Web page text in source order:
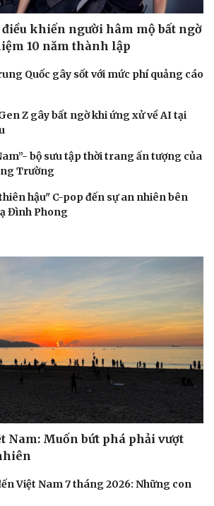
Giải trí
khiến người hâm mộ bất ngờ
10 năm thành lập
Quốc gây sốt với mức phí quảng cáo
Z gây bất ngờ khi ứng xử về AI tại
bộ sưu tập thời trang ấn tượng của
Trường
hậu" C-pop đến sự an nhiên bên
Đình Phong
Nam: Muốn bứt phá phải vượt
Việt Nam 7 tháng 2026: Những con